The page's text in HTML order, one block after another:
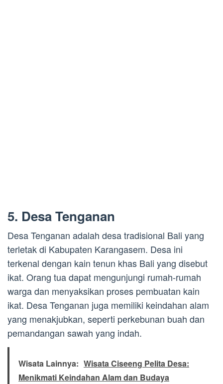
5. Desa Tenganan
Desa Tenganan adalah desa tradisional Bali yang
terletak di Kabupaten Karangasem. Desa ini
terkenal dengan kain tenun khas Bali yang disebut
ikat. Orang tua dapat mengunjungi rumah-rumah
warga dan menyaksikan proses pembuatan kain
ikat. Desa Tenganan juga memiliki keindahan alam
yang menakjubkan, seperti perkebunan buah dan
pemandangan sawah yang indah.
Wisata Lainnya: Wisata Ciseeng Pelita Desa:
Menikmati Keindahan Alam dan Budaya